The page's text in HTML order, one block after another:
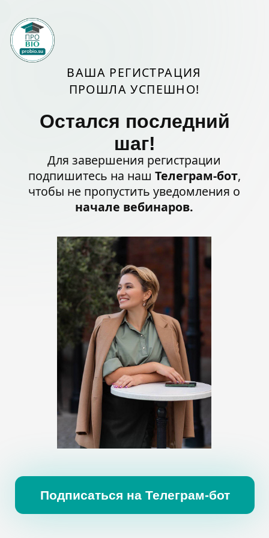
ВАША РЕГИСТРАЦИЯ
Остался последний
Подписаться на Телеграм-бот
Для завершения регистрации
подпишитесь на нашТелеграм-бот,
чтобы не пропустить уведомления о
начале вебинаров.